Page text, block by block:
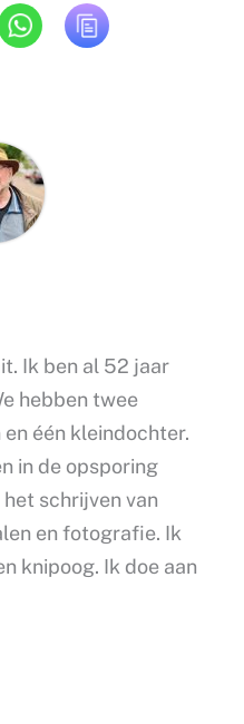
Ik ben al 52 jaar
hebben twee
één kleindochter.
in de opsporing
schrijven van
en fotografie. Ik
knipoog. Ik doe aan